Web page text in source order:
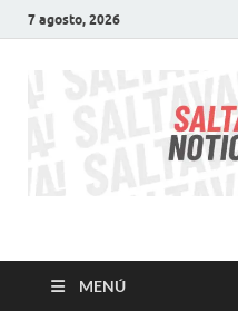
7 agosto, 2026
SALTA VA!
MENÚ